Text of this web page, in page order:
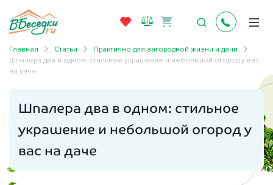
Главная Статьи
Практично для загородной жизни и дачи
Шпалера два в одном: стильное украшение и небольшой огород у вас
на даче
Шпалера два в одном: стильное
украшение и небольшой огород у
вас на даче